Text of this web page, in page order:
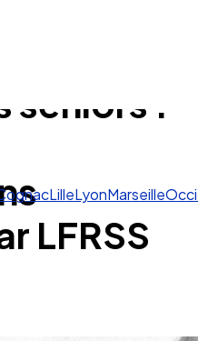
LilleLyonMarseille
seniors :
LFRSS